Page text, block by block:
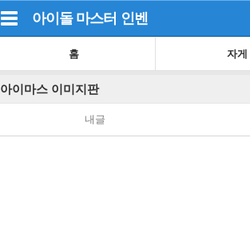
아이돌 마스터 인벤
홈 자게
아이마스 이미지판
내글